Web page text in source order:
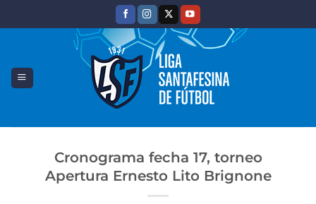
Cronograma fecha 17, torneo
Apertura Ernesto Lito Brignone